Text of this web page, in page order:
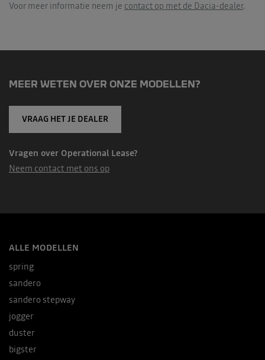
Voor meer informatie neem je contact op met de Dacia-dealer.
MEER WETEN OVER ONZE MODELLEN?
VRAAG HET JE DEALER
Vragen over Operational Lease?
Neem contact met ons op
ALLE MODELLEN
spring
sandero
sandero stepway
jogger
duster
bigster